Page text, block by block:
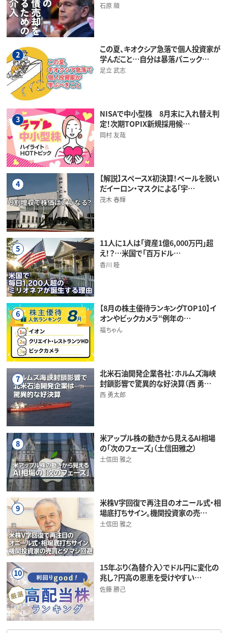
石原 順
2
この夏、キオクシア急落で個人投資家が
学んだこと…自分は暴落パニック…
足立 武志
3
NISAで中小型株 8月末に入れ替え判
定！次期TOPIX新規採用候…
岡村 友哉
4
【解説】スペースX初決算！ベールを脱い
だイーロン・マスクによる「宇…
茂木 春輝
5
11人に1人は「資産1億6,000万円」超
え！？…米国で「百万ドル…
香川 睦
6
【8月の株主優待ランキングTOP10】イ
オンやビックカメラ“例年の…
福ちゃん
7
北米石油開発企業各社：ホルムズ海峡
封鎖影響で驚異的な好決算（西 勇…
西 勇太郎
8
米アップル株の動きから見えるAI相場
の「次のフェーズ」（土信田雅之）
土信田 雅之
9
米株V字回復で再注目のオニール式・相
場底打ちサイン。機関投資家の売…
土信田 雅之
10
15年ぶり〈為替介入〉でドル円に変化の
兆し？円高の恩恵を受けやすい…
佐藤 勝己